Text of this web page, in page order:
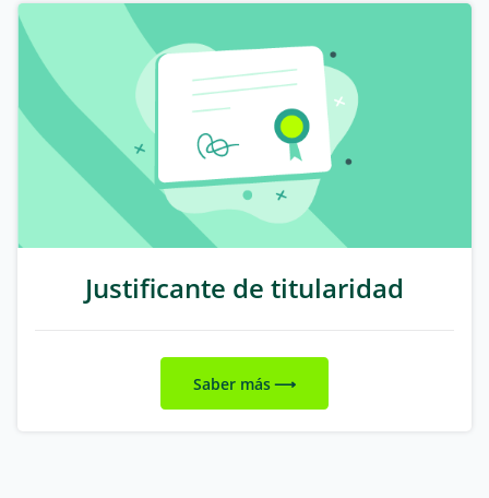
Justificante de titularidad
Saber más